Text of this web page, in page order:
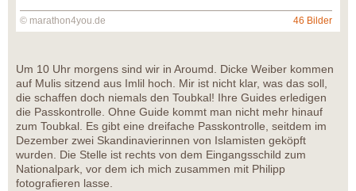
© marathon4you.de 46 Bilder
Um 10 Uhr morgens sind wir in Aroumd. Dicke Weiber kommen
auf Mulis sitzend aus Imlil hoch. Mir ist nicht klar, was das soll,
die schaffen doch niemals den Toubkal! Ihre Guides erledigen
die Passkontrolle. Ohne Guide kommt man nicht mehr hinauf
zum Toubkal. Es gibt eine dreifache Passkontrolle, seitdem im
Dezember zwei Skandinavierinnen von Islamisten geköpft
wurden. Die Stelle ist rechts von dem Eingangsschild zum
Nationalpark, vor dem ich mich zusammen mit Philipp
fotografieren lasse.